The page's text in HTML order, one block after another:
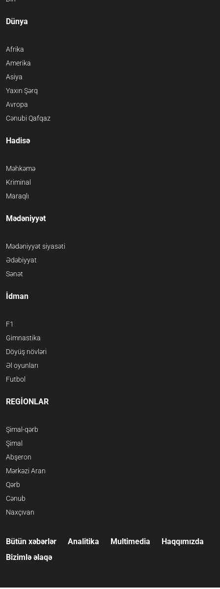
Dünya
Afrika
Amerika
Asiya
Yaxın Şərq
Avropa
Cənubi Qafqaz
Hadisə
Məhkəmə
Kriminal
Maraqlı
Mədəniyyət
Mədəniyyət siyasəti
Ədəbiyyat
Sənət
İdman
F1
Gimnastika
Döyüş növləri
Əl oyunları
Futbol
REGİONLAR
Şimal-qərb
Şimal
Abşeron
Mərkəzi Aran
Qərb
Cənub
Naxçıvan
Bütün xəbərlər Analitika Multimedia
Haqqımızda
Bizimlə əlaqə